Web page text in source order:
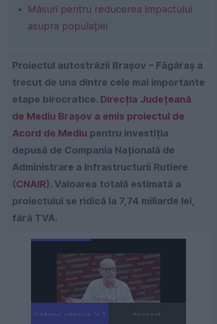
Măsuri pentru reducerea impactului
asupra populației
Proiectul autostrăzii Brașov – Făgăraș a
trecut de una dintre cele mai importante
etape birocratice. Direcția Județeană
de Mediu Brașov a emis proiectul de
Acord de Mediu pentru investiția
depusă de Compania Națională de
Administrare a Infrastructurii Rutiere
(CNAIR). Valoarea totală estimată a
proiectului se ridică la 7,74 miliarde lei,
fără TVA.
Următorul videoclip în 3 Anulează